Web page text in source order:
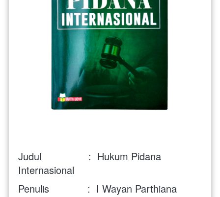
Judul                :  Hukum Pidana
Internasional
Penulis             :  I Wayan Parthiana